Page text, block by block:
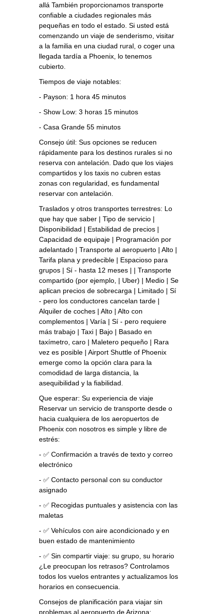
allá También proporcionamos transporte
confiable a ciudades regionales más
pequeñas en todo el estado. Si usted está
comenzando un viaje de senderismo, visitar
a la familia en una ciudad rural, o coger una
llegada tardía a Phoenix, lo tenemos
cubierto.
Tiempos de viaje notables:
- Payson: 1 hora 45 minutos
- Show Low: 3 horas 15 minutos
- Casa Grande 55 minutos
Consejo útil: Sus opciones se reducen
rápidamente para los destinos rurales si no
reserva con antelación. Dado que los viajes
compartidos y los taxis no cubren estas
zonas con regularidad, es fundamental
reservar con antelación.
Traslados y otros transportes terrestres: Lo
que hay que saber | Tipo de servicio |
Disponibilidad | Estabilidad de precios |
Capacidad de equipaje | Programación por
adelantado | Transporte al aeropuerto | Alto |
Tarifa plana y predecible | Espacioso para
grupos | Sí - hasta 12 meses | | Transporte
compartido (por ejemplo, | Uber) | Medio | Se
aplican precios de sobrecarga | Limitado | Sí
- pero los conductores cancelan tarde |
Alquiler de coches | Alto | Alto con
complementos | Varía | Sí - pero requiere
más trabajo | Taxi | Bajo | Basado en
taxímetro, caro | Maletero pequeño | Rara
vez es posible | Airport Shuttle of Phoenix
emerge como la opción clara para la
comodidad de larga distancia, la
asequibilidad y la fiabilidad.
Que esperar: Su experiencia de viaje
Reservar un servicio de transporte desde o
hacia cualquiera de los aeropuertos de
Phoenix con nosotros es simple y libre de
estrés:
- ✅ Confirmación a través de texto y correo
electrónico
- ✅ Contacto personal con su conductor
asignado
- ✅ Recogidas puntuales y asistencia con las
maletas
- ✅ Vehículos con aire acondicionado y en
buen estado de mantenimiento
- ✅ Sin compartir viaje: su grupo, su horario
¿Le preocupan los retrasos? Controlamos
todos los vuelos entrantes y actualizamos los
horarios en consecuencia.
Consejos de planificación para viajar sin
problemas al aeropuerto de Arizona: